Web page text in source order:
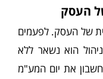
של העסק. לפעמים
הוא נשאר ללא
את יום המע"מ